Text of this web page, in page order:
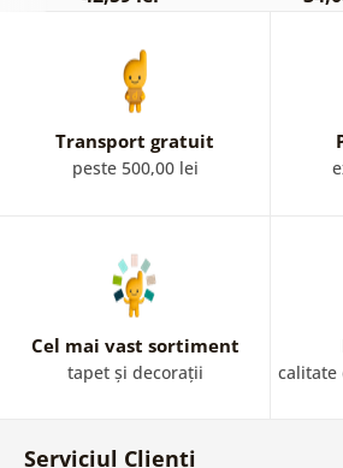
Transport gratuit
peste 500,00 lei
Cel mai vast sortiment
tapet și decorații calitate
Serviciul Clienți